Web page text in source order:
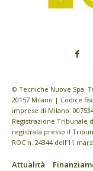
© Tecniche Nuove Spa.
20157 Milano | Codice
imprese di Milano:
Registrazione Tribunale
registrata presso il
ROC n. 24344 dell’11
Attualità